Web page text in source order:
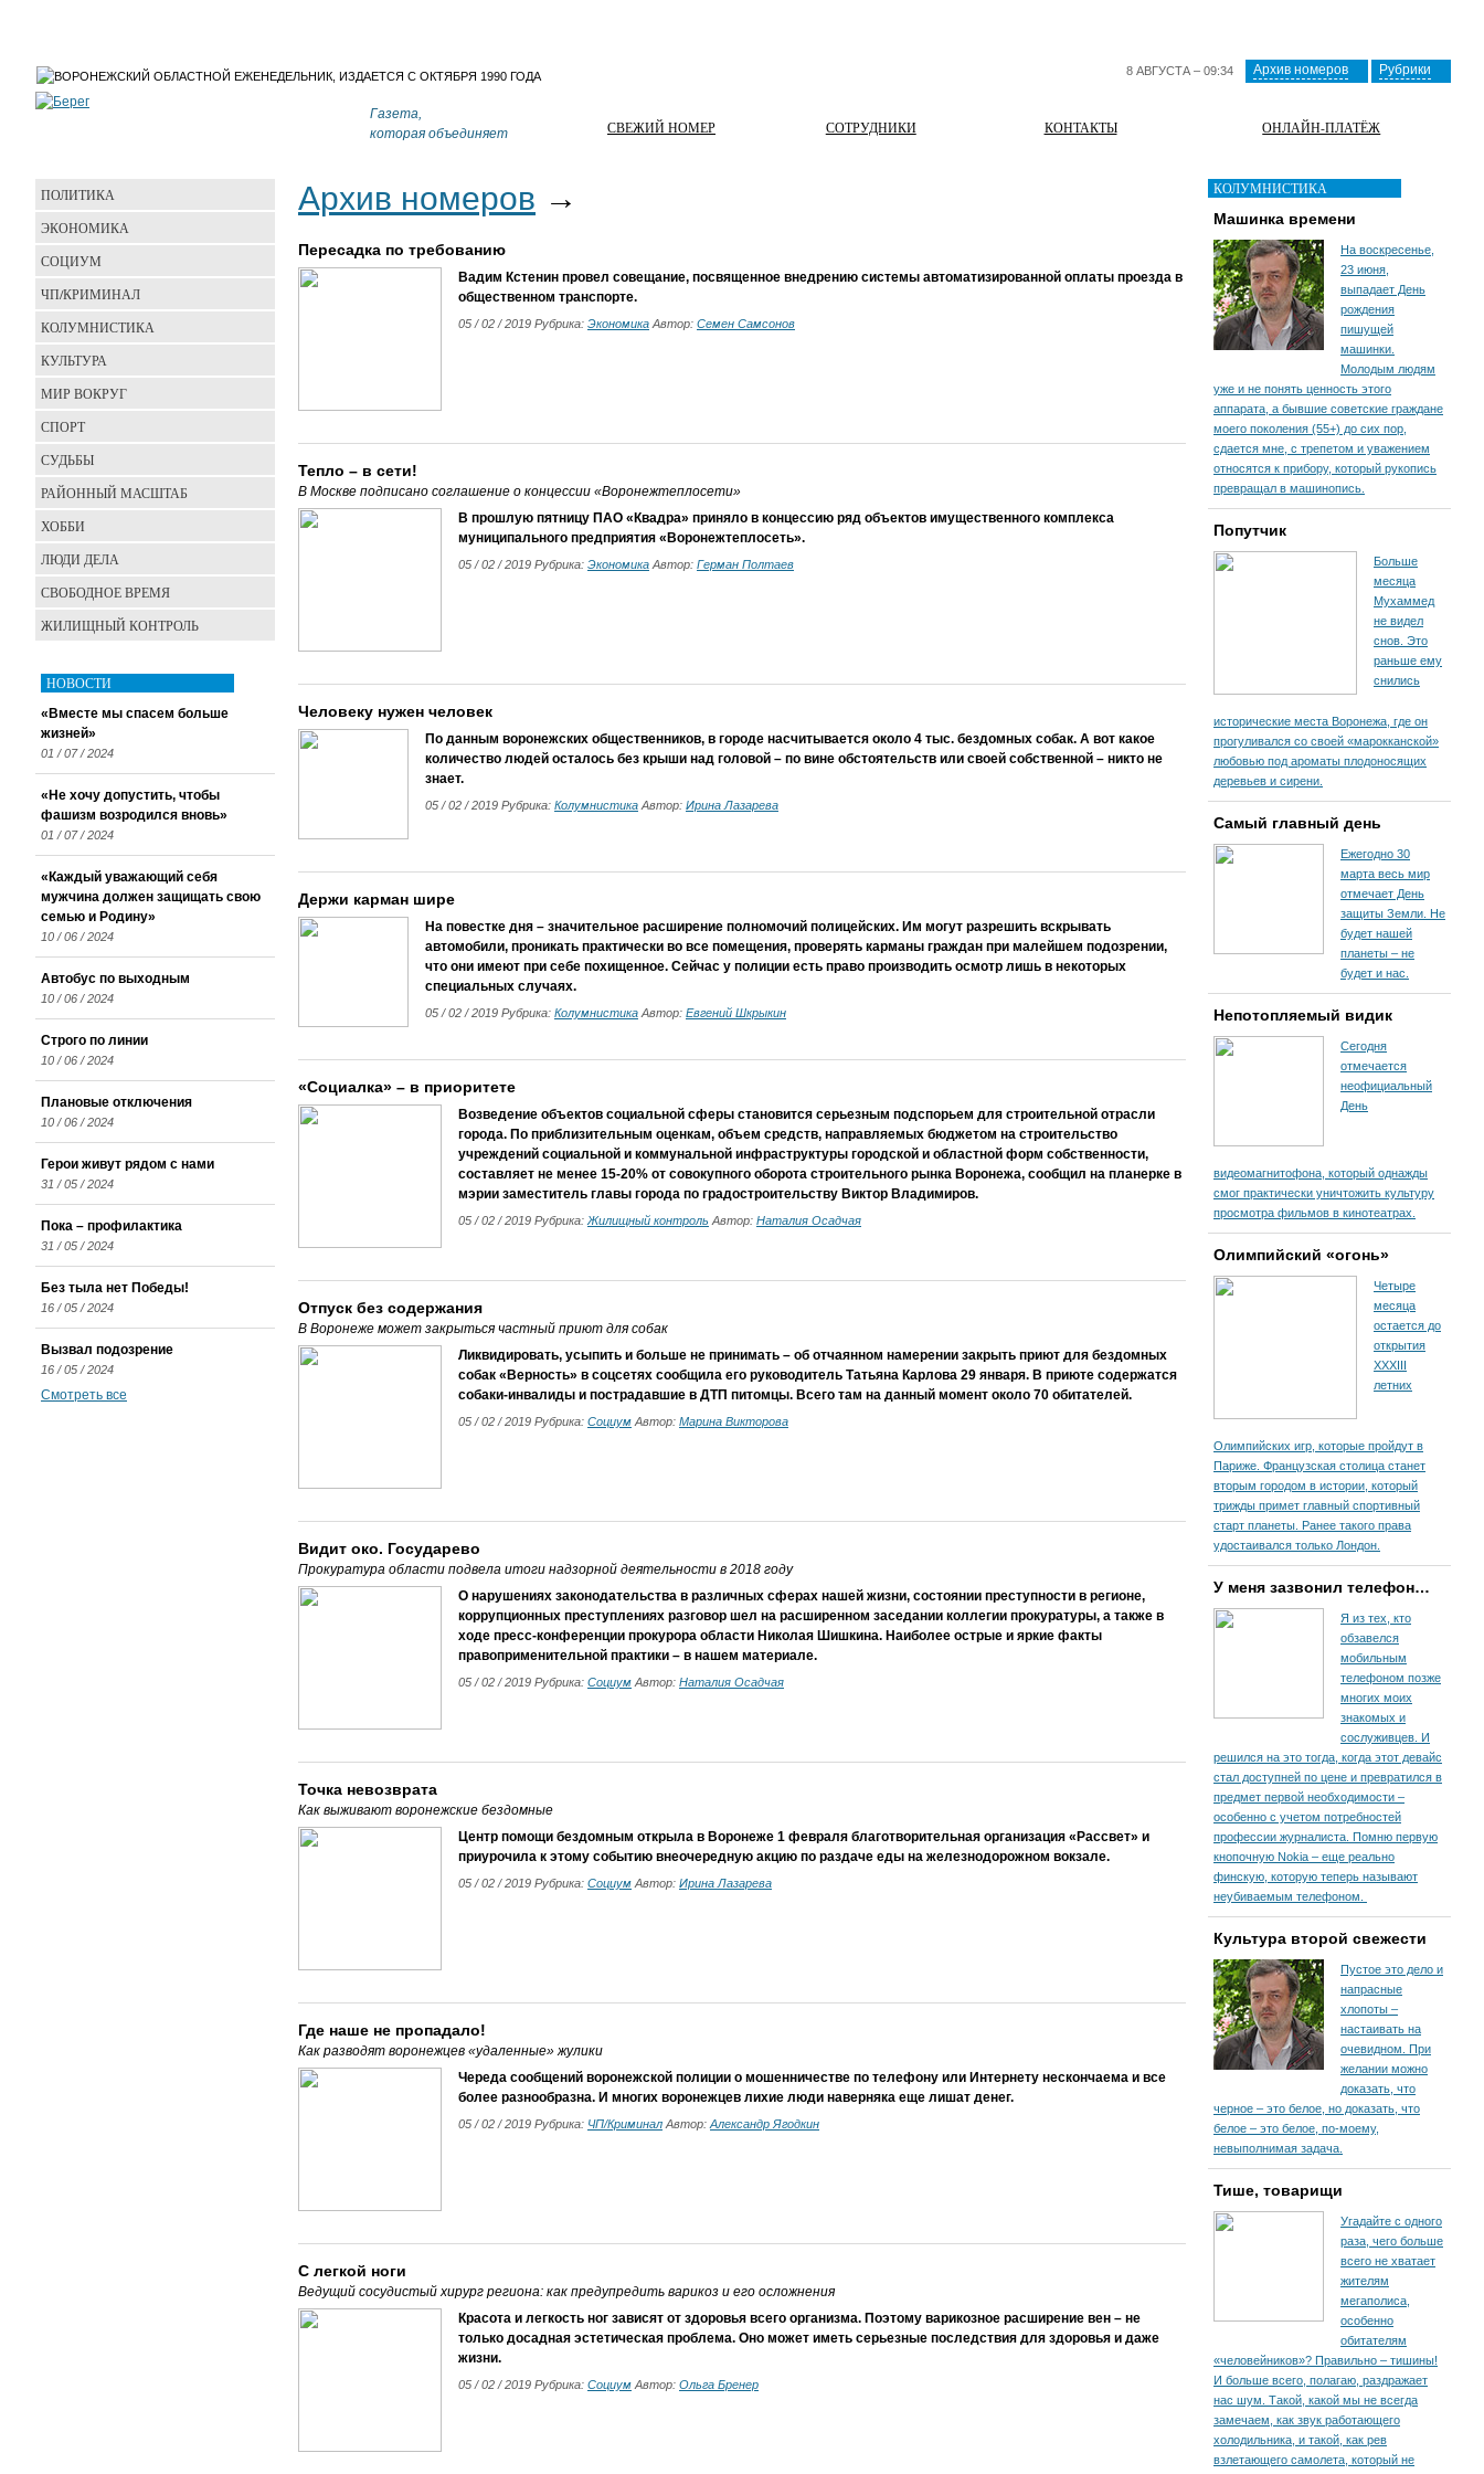
8 АВГУСТА – 09:34 Архив номеров Рубрики
Газета,
которая объединяет
СВЕЖИЙ НОМЕР СОТРУДНИКИ КОНТАКТЫ ОНЛАЙН-ПЛАТЁЖ
Архив номеров →
Пересадка по требованию
Вадим Кстенин провел совещание, посвященное внедрению системы автоматизированной оплаты проезда в
общественном транспорте.
05 / 02 / 2019 Рубрика: Экономика Автор: Семен Самсонов
Тепло – в сети!
В Москве подписано соглашение о концессии «Воронежтеплосети»
В прошлую пятницу ПАО «Квадра» приняло в концессию ряд объектов имущественного комплекса
муниципального предприятия «Воронежтеп­лосеть».
05 / 02 / 2019 Рубрика: Экономика Автор: Герман Полтаев
Человеку нужен человек
По данным воронежских общественников, в городе насчитывается около 4 тыс. бездомных собак. А вот какое
количество людей осталось без крыши над головой – по вине обстоятельств или своей собственной – никто не
знает.
05 / 02 / 2019 Рубрика: Колумнистика Автор: Ирина Лазарева
Держи карман шире
На повестке дня – значительное расширение полномочий полицейских. Им могут разрешить вскрывать
автомобили, проникать практически во все помещения, проверять карманы граждан при малейшем подозрении,
что они имеют при себе похищенное. Сейчас у полиции есть право производить осмотр лишь в некоторых
специальных случаях.
05 / 02 / 2019 Рубрика: Колумнистика Автор: Евгений Шкрыкин
«Социалка» – в приоритете
Возведение объектов социальной сферы становится серьезным подспорьем для строительной отрасли
города. По приблизительным оценкам, объем средств, направляемых бюджетом на строительство
учреждений социальной и коммунальной инфраструктуры городской и областной форм собственности,
составляет не менее 15-20% от совокупного оборота строительного рынка Воронежа, сообщил на планерке в
мэрии заместитель главы города по градостроительству Виктор Владимиров.
05 / 02 / 2019 Рубрика: Жилищный контроль Автор: Наталия Осадчая
Отпуск без содержания
В Воронеже может закрыться частный приют для собак
Ликвидировать, усыпить и больше не принимать – об отчаянном намерении закрыть приют для бездомных
собак «Верность» в соцсетях сообщила его руководитель Татьяна Карлова 29 января. В приюте содержатся
собаки-инвалиды и пострадавшие в ДТП питомцы. Всего там на данный момент около 70 обитателей.
05 / 02 / 2019 Рубрика: Социум Автор: Марина Викторова
Видит око. Государево
Прокуратура области подвела итоги надзорной деятельности в 2018 году
О нарушениях законодательства в различных сферах нашей жизни, состоянии преступности в регионе,
коррупционных преступлениях разговор шел на расширенном заседании коллегии прокуратуры, а также в
ходе пресс-конференции прокурора области Николая Шишкина. Наиболее острые и яркие факты
правоприменительной практики – в нашем материале.
05 / 02 / 2019 Рубрика: Социум Автор: Наталия Осадчая
Точка невозврата
Как выживают воронежские бездомные
Центр помощи бездомным открыла в Воронеже 1 февраля благотворительная организация «Рассвет» и
приурочила к этому событию внеочередную акцию по раздаче еды на железнодорожном вокзале.
05 / 02 / 2019 Рубрика: Социум Автор: Ирина Лазарева
Где наше не пропадало!
Как разводят воронежцев «удаленные» жулики
Череда сообщений воронежской полиции о мошенничестве по телефону или Интернету нескончаема и все
более разнообразна. И многих воронежцев лихие люди наверняка еще лишат денег.
05 / 02 / 2019 Рубрика: ЧП/Криминал Автор: Александр Ягодкин
С легкой ноги
Ведущий сосудистый хирург региона: как предупредить варикоз и его осложнения
Красота и легкость ног зависят от здоровья всего организма. Поэтому варикозное расширение вен – не
только досадная эстетическая проблема. Оно может иметь серьезные последствия для здоровья и даже
жизни.
05 / 02 / 2019 Рубрика: Социум Автор: Ольга Бренер
ПОЛИТИКА
ЭКОНОМИКА
СОЦИУМ
ЧП/КРИМИНАЛ
КОЛУМНИСТИКА
КУЛЬТУРА
МИР ВОКРУГ
СПОРТ
СУДЬБЫ
РАЙОННЫЙ МАСШТАБ
ХОББИ
ЛЮДИ ДЕЛА
СВОБОДНОЕ ВРЕМЯ
ЖИЛИЩНЫЙ КОНТРОЛЬ
НОВОСТИ
«Вместе мы спасем больше
жизней»
01 / 07 / 2024
«Не хочу допустить, чтобы
фашизм возродился вновь»
01 / 07 / 2024
«Каждый уважающий себя
мужчина должен защищать свою
семью и Родину»
10 / 06 / 2024
Автобус по выходным
10 / 06 / 2024
Строго по линии
10 / 06 / 2024
Плановые отключения
10 / 06 / 2024
Герои живут рядом с нами
31 / 05 / 2024
Пока – профилактика
31 / 05 / 2024
Без тыла нет Победы!
16 / 05 / 2024
Вызвал подозрение
16 / 05 / 2024
Смотреть все
КОЛУМНИСТИКА
Машинка времени
На воскресенье,
23 июня,
выпадает День
рождения
пишущей
машинки.
Молодым людям
уже и не понять ценность этого
аппарата, а бывшие советские граждане
моего поколения (55+) до сих пор,
сдается мне, с трепетом и уважением
относятся к прибору, который рукопись
превращал в машинопись.
Попутчик
Больше
месяца
Мухаммед
не видел
снов. Это
раньше ему
снились
исторические места Воронежа, где он
прогуливался со своей «марокканской»
любовью под ароматы плодоносящих
деревьев и сирени.
Самый главный день
Ежегодно 30
марта весь мир
отмечает День
защиты Земли. Не
будет нашей
планеты – не
будет и нас.
Непотопляемый видик
Сегодня
отмечается
неофициальный
День
видеомагнитофона, который однажды
смог практически уничтожить культуру
просмотра фильмов в кинотеатрах.
Олимпийский «огонь»
Четыре
месяца
остается до
открытия
XXXIII
летних
Олимпийских игр, которые пройдут в
Париже. Французская столица станет
вторым городом в истории, который
трижды примет главный спортивный
старт планеты. Ранее такого права
удостаивался только Лондон.
У меня зазвонил телефон…
Я из тех, кто
обзавелся
мобильным
телефоном позже
многих моих
знакомых и
сослуживцев. И
решился на это тогда, когда этот девайс
стал доступней по цене и превратился в
предмет первой необходимости –
особенно с учетом потребностей
профессии журналиста. Помню первую
кнопочную Nokia – еще реально
финскую, которую теперь называют
неубиваемым телефоном.
Культура второй свежести
Пустое это дело и
напрасные
хлопоты –
настаивать на
очевидном. При
желании можно
доказать, что
черное – это белое, но доказать, что
белое – это белое, по-моему,
невыполнимая задача.
Тише, товарищи
Угадайте с одного
раза, чего больше
всего не хватает
жителям
мегаполиса,
особенно
обитателям
«человейников»? Правильно – тишины!
И больше всего, полагаю, раздражает
нас шум. Такой, какой мы не всегда
замечаем, как звук работающего
холодильника, и такой, как рев
взлетающего самолета, который не